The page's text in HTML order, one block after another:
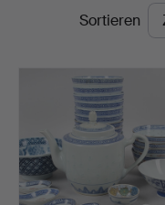
EndpreiseSortieren